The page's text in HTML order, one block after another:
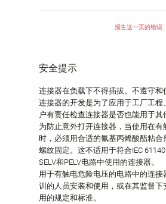
报告这一页的错误
安全提示
连接器在负载下不得插拔。不遵守和
连接器的开发是为了应用于工厂工程
户有责任检查连接器是否也能用于其
为防止意外打开连接器，当使用在
时，必须用合适的氰基丙烯酸酯粘
螺纹固定。这不适用于符合IEC 61140
SELV和PELV电路中使用的连接器。
用于有触电危险电压的电路中的连
训的人员安装和使用，或在其监督
用的规定和标准。